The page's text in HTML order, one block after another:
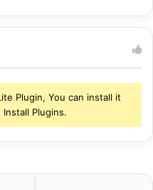
Plugin, You can install it
Plugins.